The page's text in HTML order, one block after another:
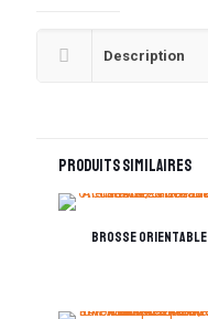
Description
Produits similaires
Brosse orientable